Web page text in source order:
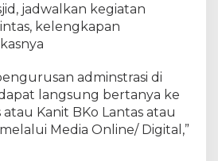
jadwalkan kegiatan
kelengkapan
adminstrasi di
langsung bertanya ke
Kanit BKo Lantas atau
Media Online/ Digital,”